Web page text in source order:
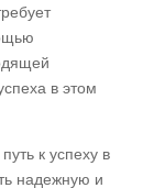
в этом
к успеху в
надежную и